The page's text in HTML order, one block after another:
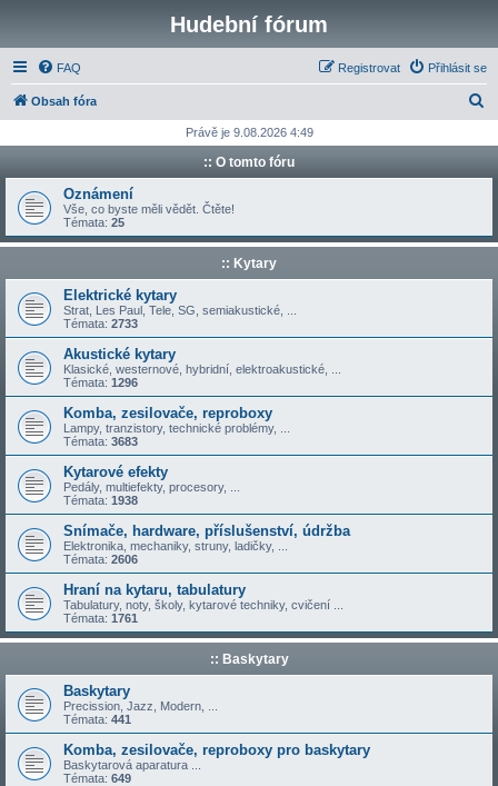
Hudební fórum
FAQ Přihlásit se
Registrovat
Obsah fóra
d
t
Právě je 9.08.2026 4:49
:: O tomto fóru
Oznámení
Vše, co byste měli vědět. Čtěte!
Témata: 25
:: Kytary
Elektrické kytary
Strat, Les Paul, Tele, SG, semiakustické, ...
Témata: 2733
Akustické kytary
Klasické, westernové, hybridní, elektroakustické, ...
Témata: 1296
Komba, zesilovače, reproboxy
Lampy, tranzistory, technické problémy, ...
Témata: 3683
Kytarové efekty
Pedály, multiefekty, procesory, ...
Témata: 1938
Snímače, hardware, příslušenství, údržba
Elektronika, mechaniky, struny, ladičky, ...
Témata: 2606
Hraní na kytaru, tabulatury
Tabulatury, noty, školy, kytarové techniky, cvičení ...
Témata: 1761
:: Baskytary
Baskytary
Precission, Jazz, Modern, ...
Témata: 441
Komba, zesilovače, reproboxy pro baskytary
Baskytarová aparatura ...
Témata: 649